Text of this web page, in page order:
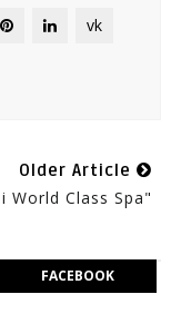
vk
Older Article
World Class Spa"
FACEBOOK